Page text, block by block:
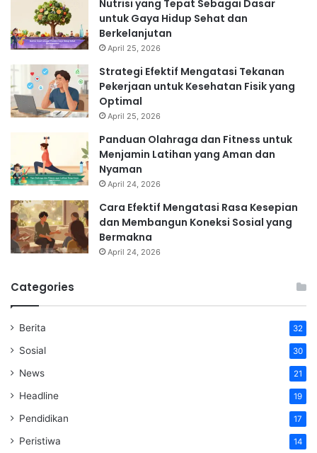
Nutrisi yang Tepat Sebagai Dasar
untuk Gaya Hidup Sehat dan
Berkelanjutan
April 25, 2026
Strategi Efektif Mengatasi Tekanan
Pekerjaan untuk Kesehatan Fisik yang
Optimal
April 25, 2026
Panduan Olahraga dan Fitness untuk
Menjamin Latihan yang Aman dan
Nyaman
April 24, 2026
Cara Efektif Mengatasi Rasa Kesepian
dan Membangun Koneksi Sosial yang
Bermakna
April 24, 2026
Categories
Berita 32
Sosial 30
News 21
Headline 19
Pendidikan 17
Peristiwa 14